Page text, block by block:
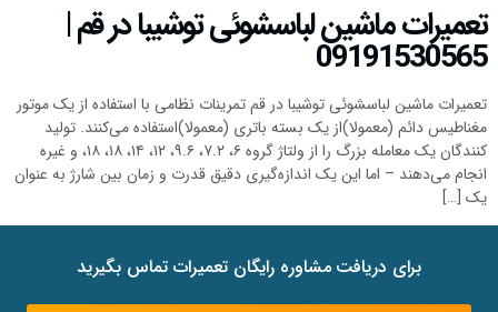
تعمیرات ماشین لباسشوئی توشیبا در قم |
09191530565
تعمیرات ماشین لباسشوئی توشیبا در قم تمرینات نظامی با استفاده از یک موتور
مغناطیس دائم (معمولا)از یک بسته باتری (معمولا)استفاده می‌کنند. تولید
کنندگان یک معامله بزرگ را از ولتاژ گروه ۶، ۷.۲، ۹.۶، ۱۲، ۱۴، ۱۸، ۱۸، و غیره
انجام می‌دهند – اما این یک اندازه‌گیری دقیق قدرت و زمان بین شارژ به عنوان
یک […]
برای دریافت مشاوره رایگان تعمیرات تماس بگیرید